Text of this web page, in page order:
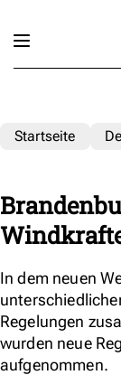
Startseite
In dem neuen
Regelungen
wurden neue
aufgenommen.